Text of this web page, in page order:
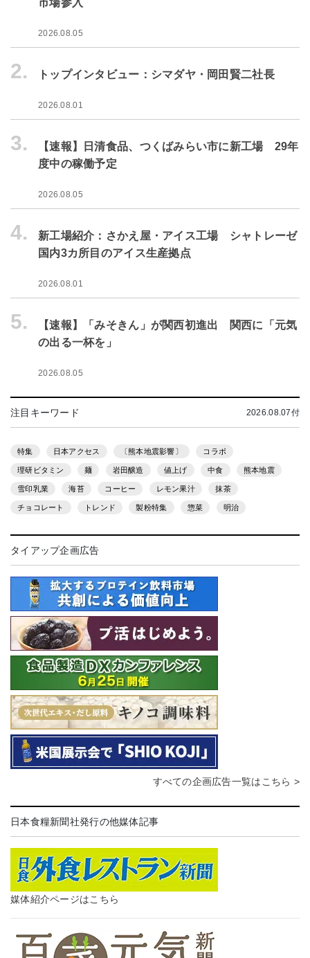
2026.08.05
2. トップインタビュー：シマダヤ・岡田賢二社長
2026.08.01
3.
【速報】日清食品、つくばみらい市に新工場 29年
度中の稼働予定
2026.08.05
4.
新工場紹介：さかえ屋・アイス工場 シャトレーゼ
国内3カ所目のアイス生産拠点
2026.08.01
5.
【速報】「みそきん」が関西初進出 関西に「元気
の出る一杯を」
2026.08.05
注目キーワード 2026.08.07付
特集 日本アクセス 〔熊本地震影響〕 コラボ
理研ビタミン 麺 岩田醸造 値上げ 中食 熊本地震
雪印乳業 海苔 コーヒー レモン果汁 抹茶
チョコレート トレンド 製粉特集 惣菜 明治
タイアップ企画広告
すべての企画広告一覧はこちら >
日本食糧新聞社発行の他媒体記事
媒体紹介ページはこちら